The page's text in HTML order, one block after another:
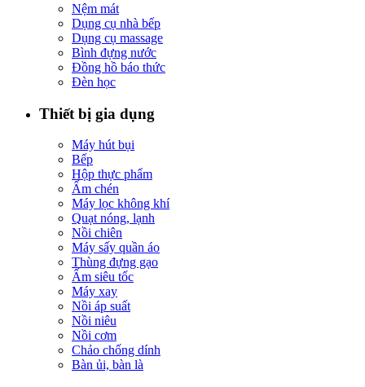
Nệm mát
Dụng cụ nhà bếp
Dụng cụ massage
Bình đựng nước
Đồng hồ báo thức
Đèn học
Thiết bị gia dụng
Máy hút bụi
Bếp
Hộp thực phẩm
Ấm chén
Máy lọc không khí
Quạt nóng, lạnh
Nồi chiên
Máy sấy quần áo
Thùng đựng gạo
Ấm siêu tốc
Máy xay
Nồi áp suất
Nồi niêu
Nồi cơm
Chảo chống dính
Bàn ủi, bàn là